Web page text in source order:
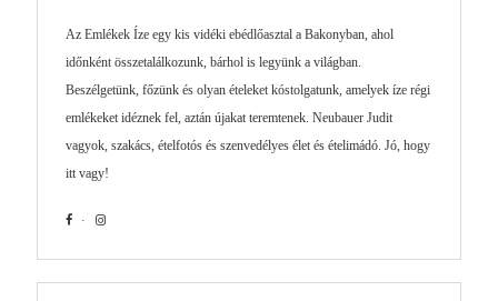
Az Emlékek Íze egy kis vidéki ebédlőasztal a Bakonyban, ahol
időnként összetalálkozunk, bárhol is legyünk a világban.
Beszélgetünk, főzünk és olyan ételeket kóstolgatunk, amelyek íze régi
emlékeket idéznek fel, aztán újakat teremtenek. Neubauer Judit
vagyok, szakács, ételfotós és szenvedélyes élet és ételimádó. Jó, hogy
itt vagy!